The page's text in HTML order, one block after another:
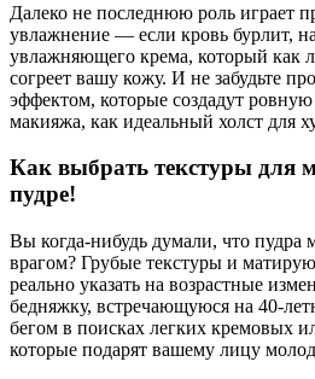
Далеко не последнюю роль играет
увлажнение — если кровь бурлит,
увлажняющего крема, который как
согреет вашу кожу. И не забудьте
эффектом, которые создадут
макияжа, как идеальный холст для
Как выбрать текстуры для
пудре!
Вы когда-нибудь думали, что пудра
врагом? Грубые текстуры и
реально указать на возрастные
бедняжку, встречающуюся на 40-
бегом в поисках легких кремовых
которые подарят вашему лицу